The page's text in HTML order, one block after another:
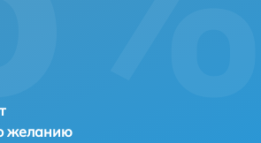
желанию